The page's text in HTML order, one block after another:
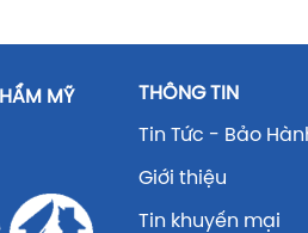
MỸ
THÔNG TIN
Tin Tức - Bảo
Giới thiệu
Tin khuyến mại